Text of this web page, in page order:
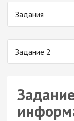
Задания
Задание 2